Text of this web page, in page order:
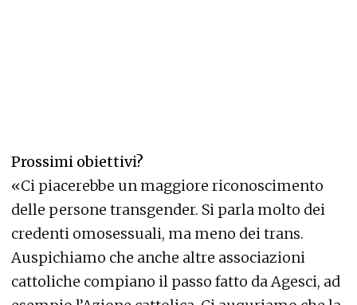
Prossimi obiettivi?
«Ci piacerebbe un maggiore riconoscimento
delle persone transgender. Si parla molto dei
credenti omosessuali, ma meno dei trans.
Auspichiamo che anche altre associazioni
cattoliche compiano il passo fatto da Agesci, ad